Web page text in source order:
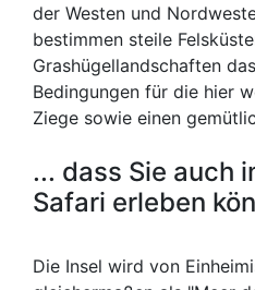
der Westen und
bestimmen steile
Grashügellandschaften
Bedingungen für die hier
Ziege sowie einen
... dass Sie auch
Safari erleben
Die Insel wird von